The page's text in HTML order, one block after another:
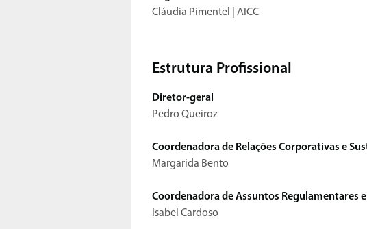
Cláudia Pimentel | AICC
Estrutura Profissional
Diretor-geral
Pedro Queiroz
Coordenadora de Relações Corporativas e
​Margarida Bento
Coordenadora de Assuntos Regulamentares
Isabel Cardoso